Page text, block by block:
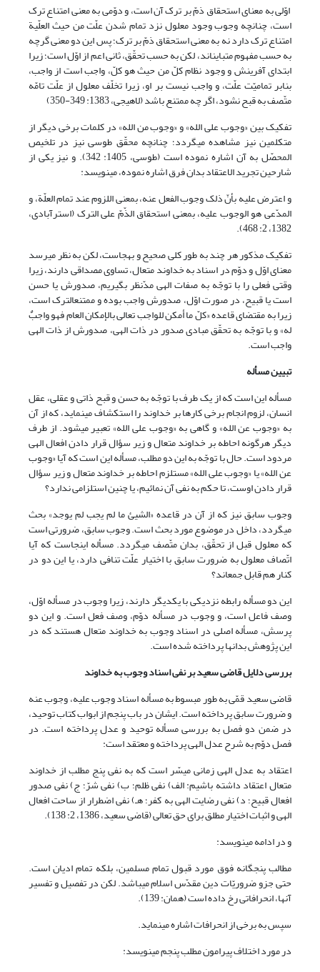
اوّلی به معنای استحقاق ذمّ بر ترک آن است، و دوّمی به معنى امتناع ترک
است، چنانچه وجوب وجود معلول نزد تمام شدن علّت من حیث العلّیة
امتناع ترک دارد نه به معنى استحقاق ذمّ بر ترک؛ پس این دو معنى گرچه
به حسب مفهوم متباین‏‏اند، لکن به‏ حسب تحقّق، ثانى اعم از اوّل است؛ زیرا
ابتداى آفرینش و وجود نظام کلّ من حیث هو کلّ، واجب است از واجب،
بنابر تمامیّت علّت، و واجب نیست بر او، زیرا تخلّف معلول از علّت تامّه
متّصف به قبح نشود، اگر چه ممتنع باشد (لاهیجی، 1383: 349-350)
تفکیک بین «وجوب علی الله» و «وجوب من الله» در کلمات برخی دیگر از
متکلمین نیز مشاهده می‏گردد؛ چنانچه محقّق طوسی نیز در تلخیص
المحصّل به آن اشاره نموده است (طوسی، 1405: 342). و نیز یکی از
شارحین تجرید الاعتقاد بدان فرق اشاره نموده، می‏نویسد:
و اعترض علیه بأنّ ذلک وجوب الفعل عنه، بمعنى اللزوم عند تمام العلّة، و
المدّعى هو الوجوب علیه، بمعنى استحقاق الذّمّ على الترک (استرآبادى،
1382، 2: 468).
تفکیک مذکور هر چند به طور کلی صحیح و به‏جاست، لکن به نظر می‏رسد
معنای اوّل و دوّم در اسناد به خداوند متعال، تساوی مصداقی دارند، زیرا
وقتی فعلی را با توجّه به صفات الهی مدّنظر بگیریم، صدورش یا حسن
است یا قبیح، در صورت اوّل، صدورش واجب بوده و ممتنع‏الترک است،
زیرا به مقتضای قاعده «کلّ ما أمکن للواجب تعالی بالإمکان العام فهو واجبٌ
له» و با توجّه به تحقّق مبادی صدور در ذات الهی، صدورش از ذات الهی
واجب است.
تبیین مسأله
مسأله این است که از یک طرف با توجّه به حسن و قبح ذاتی و عقلی، عقل
انسان، لزوم انجام برخی کارها بر خداوند را استکشاف می‏نماید، که از آن
به «وجوب عن الله» و گاهی به «وجوب علی الله» تعبیر می‏شود. از طرف
دیگر هرگونه احاطه بر خداوند متعال و زیر سؤال قرار دادن افعال الهی
مردود است. حال با توجّه به این دو مطلب، مسأله این است که آیا «وجوب
عن الله» یا «وجوب علی الله» مستلزم احاطه بر خداوند متعال و زیر سؤال
قرار دادن اوست، تا حکم به نفی آن نمائیم، یا چنین استلزامی ندارد؟
وجوب سابق نیز که از آن در قاعده «الشیئ ما لم یجب لم یوجد» بحث
می‏گردد، داخل در موضوع مورد بحث است. وجوب سابق، ضرورتی است
که معلول قبل از تحقّق، بدان متّصف می‏گردد. مسأله این‏جاست که آیا
اتّصاف معلول به ضرورت سابق با اختیار علّت تنافی دارد، یا این دو در
کنار هم قابل جمع‏اند؟
این دو مسأله رابطه نزدیکی با یکدیگر دارند، زیرا وجوب در مسأله اوّل،
وصف فاعل است، و وجوب در مسأله دوّم، وصف فعل است. و این دو
پرسش، مسأله اصلی در اسناد وجوب به خداوند متعال هستند که در
این پژوهش بدان‏ها پرداخته شده است.
بررسی دلایل قاضی سعید بر نفی اسناد وجوب به خداوند
قاضی سعید قمّی به طور مبسوط به مسأله اسناد وجوب علیه، وجوب عنه
و ضرورت سابق پرداخته است. ایشان در باب پنجم از ابواب کتاب توحید،
در ضمن دو فصل به بررسی مسأله توحید و عدل پرداخته است. در
فصل دوّم به شرح عدل الهی پرداخته و معتقد است:
اعتقاد به عدل الهی زمانی میسّر است که به نفی پنج مطلب از خداوند
متعال اعتقاد داشته باشیم: الف) نفی ظلم؛ ب) نفی شرّ؛ ج) نفی صدور
افعال قبیح؛ د) نفی رضایت الهی به کفر؛ هـ) نفی اضطرار از ساحت افعال
الهی و اثبات اختیار مطلق برای حق تعالی (قاضی سعید، 1386، 2: 138).
و در ادامه می‏نویسد:
مطالب پنجگانه فوق مورد قبول تمام مسلمین، بلکه تمام ادیان است.
حتی جزو ضروریّات دین مقدّس اسلام می‏باشد. لکن در تفصیل و تفسیر
آنها، انحرافاتی رخ داده است (همان: 139).
سپس به برخی از انحرافات اشاره می‏نماید.
در مورد اختلاف پیرامون مطلب پنجم می‏نویسد: